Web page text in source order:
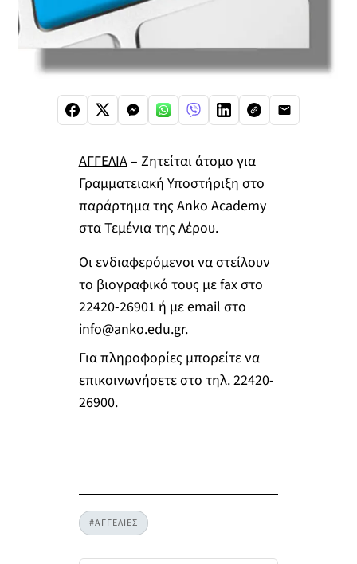
ΑΓΓΕΛΙΑ– Ζητείται άτομο για
Γραμματειακή Υποστήριξη στο
παράρτημα της Αnko Academy
στα Τεμένια της Λέρου.
Οι ενδιαφερόμενοι να στείλουν
το βιογραφικό τους με fax στο
22420-26901 ή με email στο
info@anko.edu.gr.
Για πληροφορίες μπορείτε να
επικοινωνήσετε στο τηλ. 22420-
26900.
#ΑΓΓΕΛΙΕΣ